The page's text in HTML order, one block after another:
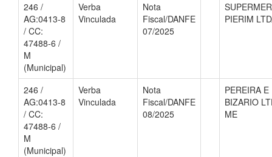
246 /
AG:0413-8
/ CC:
47488-6 /
M
(Municipal)
Verba
Vinculada
Nota
Fiscal/DANFE
07/2025
PIERIM
246 /
AG:0413-8
/ CC:
47488-6 /
M
(Municipal)
Verba
Vinculada
Nota
Fiscal/DANFE
08/2025
PEREIRA E
BIZARIO
ME